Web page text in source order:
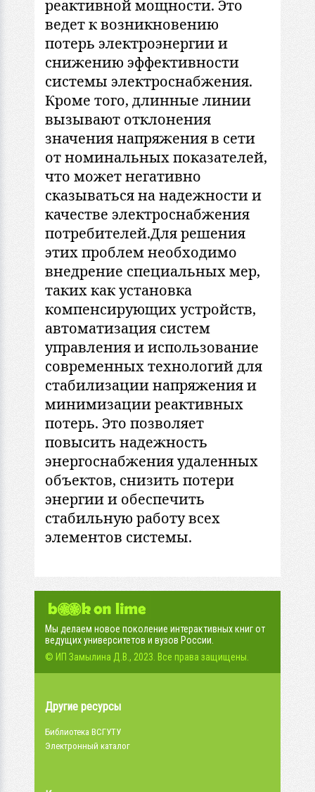
реактивной мощности. Это
ведет к возникновению
потерь электроэнергии и
снижению эффективности
системы электроснабжения.
Кроме того, длинные линии
вызывают отклонения
значения напряжения в сети
от номинальных показателей,
что может негативно
сказываться на надежности и
качестве электроснабжения
потребителей.Для решения
этих проблем необходимо
внедрение специальных мер,
таких как установка
компенсирующих устройств,
автоматизация систем
управления и использование
современных технологий для
стабилизации напряжения и
минимизации реактивных
потерь. Это позволяет
повысить надежность
энергоснабжения удаленных
объектов, снизить потери
энергии и обеспечить
стабильную работу всех
элементов системы.
Мы делаем новое поколение интерактивных книг от
ведущих университетов и вузов России.
© ИП Замылина Д.В., 2023. Все права защищены.
Другие ресурсы
Библиотека ВСГУТУ
Электронный каталог